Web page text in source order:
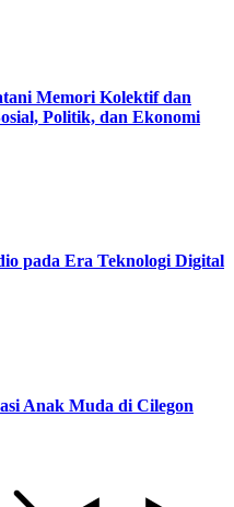
Memori Kolektif dan
Politik, dan Ekonomi
pada Era Teknologi Digital
Anak Muda di Cilegon